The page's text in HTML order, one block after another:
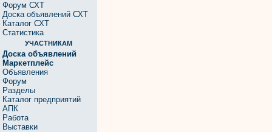
Форум СХТ
Доска объявлений СХТ
Каталог СХТ
Статистика
УЧАСТНИКАМ
Доска объявлений
Маркетплейс
Объявления
Форум
Разделы
Каталог предприятий
АПК
Работа
Выставки